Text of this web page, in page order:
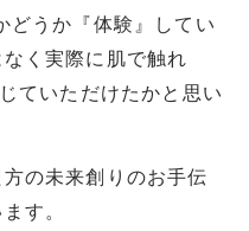
どうか『体験』してい
く実際に肌で触れ
ていただけたかと思い
の未来創りのお手伝
す。